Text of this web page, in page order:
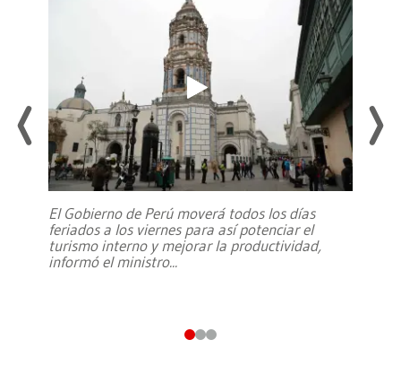
El Gobierno de Perú moverá todos los días
feriados a los viernes para así potenciar el
turismo interno y mejorar la productividad,
informó el ministro...